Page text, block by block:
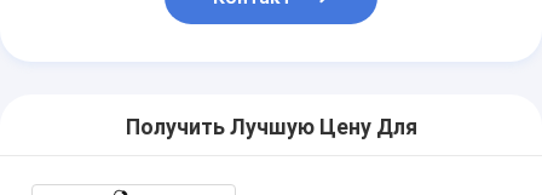
Получить Лучшую Цену Для